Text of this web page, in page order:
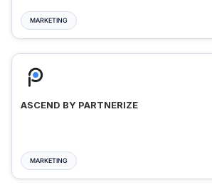
MARKETING
ASCEND BY PARTNERIZE
MARKETING